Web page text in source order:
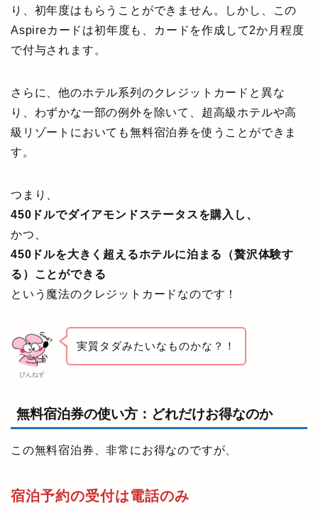
り、初年度はもらうことができません。しかし、この
Aspireカードは初年度も、カードを作成して2か月程度
で付与されます。
さらに、他のホテル系列のクレジットカードと異な
り、わずかな一部の例外を除いて、超高級ホテルや高
級リゾートにおいても無料宿泊券を使うことができま
す。
つまり、
450ドルでダイアモンドステータスを購入し、
かつ、
450ドルを大きく超えるホテルに泊まる（贅沢体験す
る）ことができる
という魔法のクレジットカードなのです！
ぴんねず
実質タダみたいなものかな？！
無料宿泊券の使い方：どれだけお得なのか
この無料宿泊券、非常にお得なのですが、
宿泊予約の受付は電話のみ